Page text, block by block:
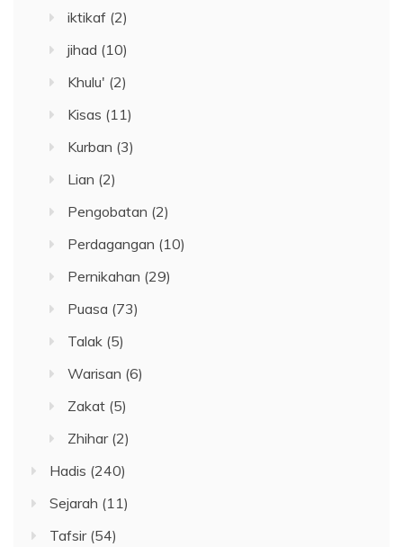
iktikaf (2)
jihad (10)
Khulu' (2)
Kisas (11)
Kurban (3)
Lian (2)
Pengobatan (2)
Perdagangan (10)
Pernikahan (29)
Puasa (73)
Talak (5)
Warisan (6)
Zakat (5)
Zhihar(2)
Hadis (240)
Sejarah (11)
Tafsir(54)